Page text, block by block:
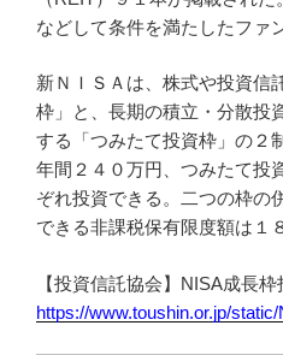
などして条件を満たしたファ
新ＮＩＳＡは、株式や投資信
枠」と、長期の積立・分散投
する「つみたて投資枠」の２
年間２４０万円、つみたて投
ぞれ投資できる。二つの枠の
できる非課税保有限度額は１
【投資信託協会】NISA成長
https://www.toushin.or.jp/